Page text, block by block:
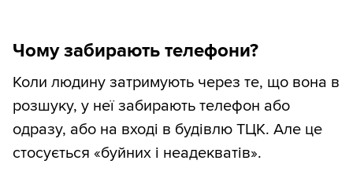
Чому забирають телефони?
Коли людину затримують через те, що вона в
розшуку, у неї забирають телефон або
одразу, або на вході в будівлю ТЦК. Але це
стосується «буйних і неадекватів».